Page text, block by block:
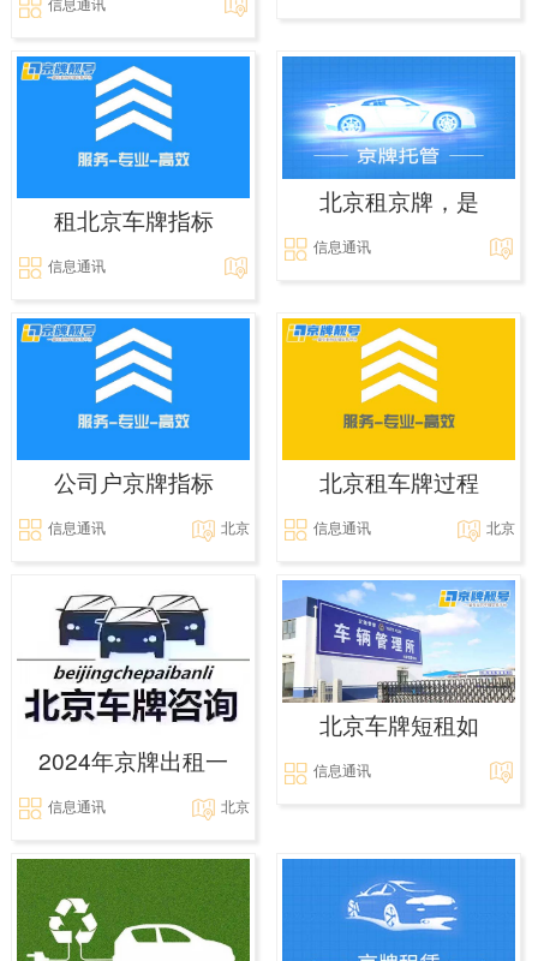
租北京车牌指标
信息通讯
北京租京牌，是
信息通讯
公司户京牌指标
信息通讯 北京
北京租车牌过程
信息通讯 北京
2024年京牌出租一
信息通讯 北京
北京车牌短租如
信息通讯